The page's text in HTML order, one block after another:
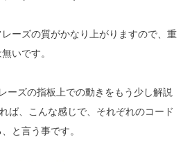
ーズの質がかなり上がりますので、重
いです。
ーズの指板上での動きをもう少し解説
ば、こんな感じで、それぞれのコード
と言う事です。